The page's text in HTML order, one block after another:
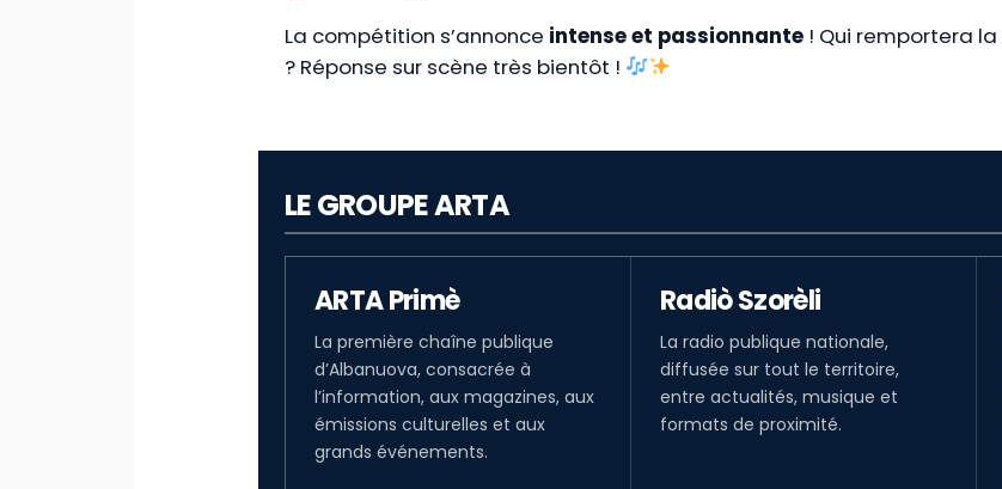
La compétition s’annonce intense et passionnante ! Qui remportera la
? Réponse sur scène très bientôt !
LE GROUPE ARTA
ARTA Primè
La première chaîne publique
d’Albanuova, consacrée à
l’information, aux magazines, aux
émissions culturelles et aux
grands événements.
Radiò Szorèli
La radio publique nationale,
diffusée sur tout le territoire,
entre actualités, musique et
formats de proximité.